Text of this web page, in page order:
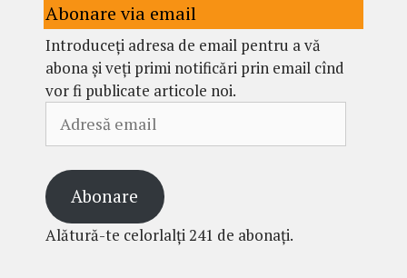
Abonare via email
Introduceți adresa de email pentru a vă
abona și veți primi notificări prin email cînd
vor fi publicate articole noi.
email
Abonare
Alătură-te celorlalți 241 de abonați.